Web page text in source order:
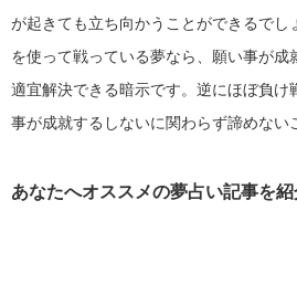
が起きても立ち向かうことができるでし
を使って戦っている夢なら、願い事が成
適宜解決できる暗示です。逆にほぼ負け
事が成就するしないに関わらず諦めない
あなたへオススメの夢占い記事を紹